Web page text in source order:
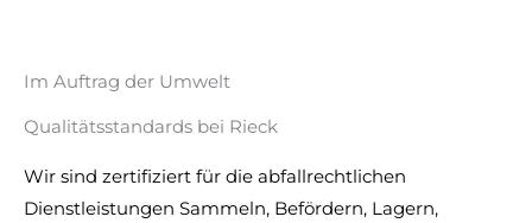
Im Auftrag der Umwelt
Qualitätsstandards bei Rieck​
Wir sind zertifiziert für die abfallrechtlichen
Dienstleistungen Sammeln, Befördern, Lagern,